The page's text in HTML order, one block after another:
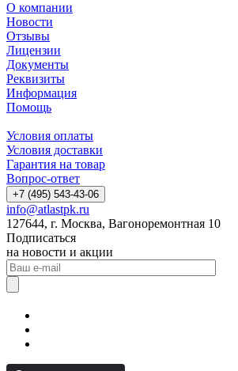
О компании
Новости
Отзывы
Лицензии
Документы
Реквизиты
Информация
Помощь
Условия оплаты
Условия доставки
Гарантия на товар
Вопрос-ответ
+7 (495) 543-43-06
info@atlastpk.ru
127644, г. Москва, Вагоноремонтная 10
Подписаться
на новости и акции